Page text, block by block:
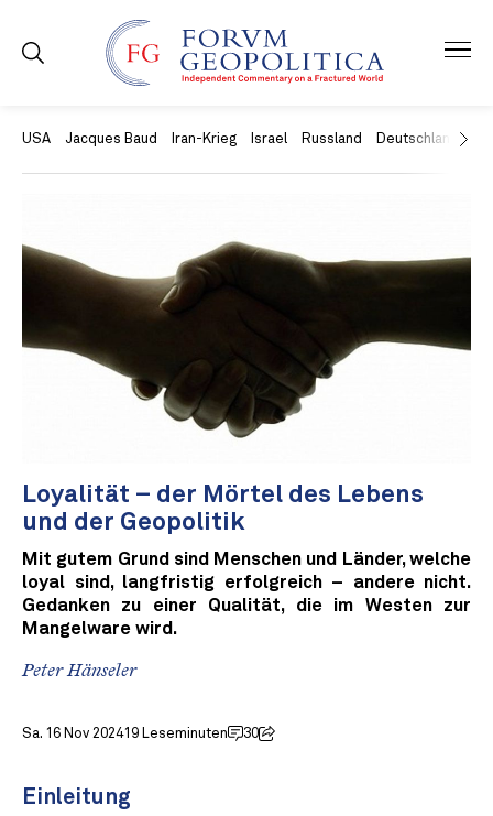
USA Jacques Baud Iran-Krieg Israel Russland Deutschland
Loyalität – der Mörtel des Lebens
und der Geopolitik
Mit gutem Grund sind Menschen und Länder, welche
loyal sind, langfristig erfolgreich – andere nicht.
Gedanken zu einer Qualität, die im Westen zur
Mangelware wird.
Peter Hänseler
Sa. 16 Nov 202419 Leseminuten 30
Einleitung